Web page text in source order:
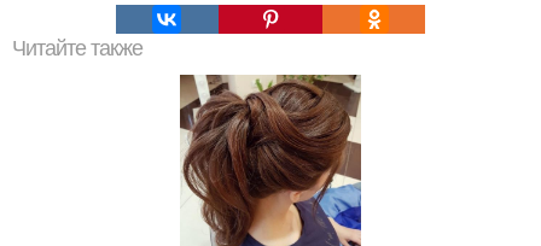
Читайте также